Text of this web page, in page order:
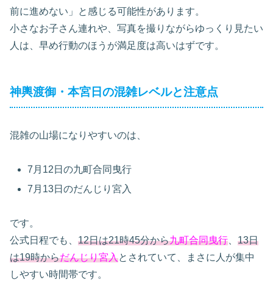
前に進めない」と感じる可能性があります。
小さなお子さん連れや、写真を撮りながらゆっくり見たい
人は、早め行動のほうが満足度は高いはずです。
神輿渡御・本宮日の混雑レベルと注意点
混雑の山場になりやすいのは、
7月12日の九町合同曳行
7月13日のだんじり宮入
です。
公式日程でも、 12日は21時45分から九町合同曳行、 13日
は19時からだんじり宮入とされていて、まさに人が集中
しやすい時間帯です。